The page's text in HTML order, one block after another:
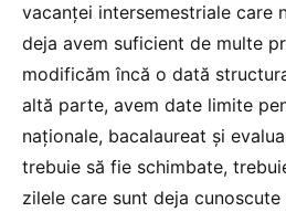
vacanței intersemestriale care
deja avem suficient de multe
modificăm încă o dată
altă parte, avem date limite
naționale, bacalaureat și
trebuie să fie schimbate,
zilele care sunt deja